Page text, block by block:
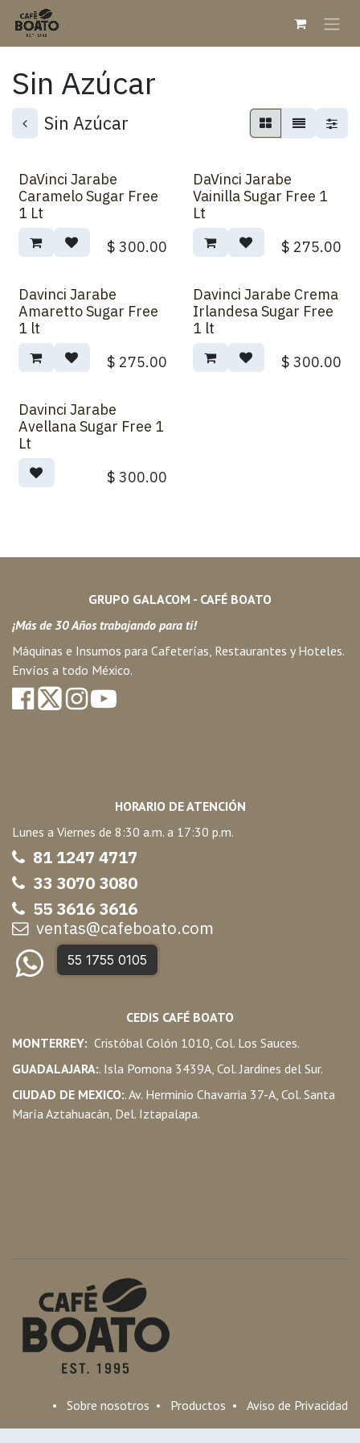
Ir al contenido
Sin Azúcar
Sin Azúcar
DaVinci Jarabe
Caramelo Sugar Free
1 Lt
$ 300.00
DaVinci Jarabe
Vainilla Sugar Free 1
Lt
$ 275.00
Davinci Jarabe
Amaretto Sugar Free
1 lt
$ 275.00
Davinci Jarabe Crema
Irlandesa Sugar Free
1 lt
$ 300.00
Davinci Jarabe
Avellana Sugar Free 1
Lt
$ 300.00
GRUPO GALACOM - CAFÉ BOATO
¡Más de 30 Años trabajando para ti!
Máquinas e Insumos para Cafeterías, Restaurantes y Hoteles.
Envíos a todo México.
HORARIO DE ATENCIÓN
Lunes a Viernes de 8:30 a.m. a 17:30 p.m.
81 1247 4717
33 3070 3080
55 3616 3616
ventas@cafeboato.com
55 1755 0105
CEDIS CAFÉ BOATO
MONTERREY: Cristóbal Colón 1010, Col. Los Sauces.
GUADALAJARA:. Isla Pomona 3439A, Col. Jardines del Sur.
CIUDAD DE MEXICO:. Av. Herminio Chavarria 37-A, Col. Santa
María Aztahuacán, Del. Iztapalapa.
• Sobre nosotros • Productos • Aviso de Privacidad